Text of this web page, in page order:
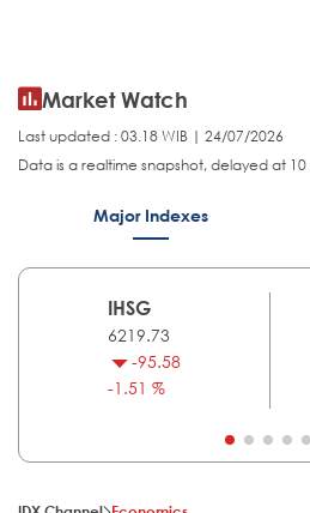
Market Watch
Last updated : 03.18 WIB | 24/07/2026
Data is a realtime snapshot, delayed at 10
Major Indexes
IHSG
6219.73
-95.58
-1.51 %